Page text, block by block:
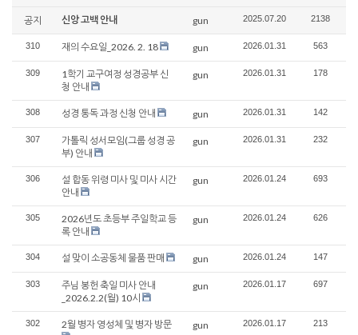
공지 신앙 고백 안내 gun 2025.07.20 2138
310 재의 수요일_2026. 2. 18 gun 2026.01.31 563
309
1학기 교구여정 성경공부 신
청 안내
gun 2026.01.31 178
308 성경 통독 과정 신청 안내 gun 2026.01.31 142
307
가톨릭 성서모임(그룹 성경 공
부) 안내
gun 2026.01.31 232
306
설 합동 위령 미사 및 미사 시간
안내
gun 2026.01.24 693
305
2026년도 초등부 주일학교 등
록 안내
gun 2026.01.24 626
304 설 맞이 소공동체 물품 판매 gun 2026.01.24 147
303
주님 봉헌 축일 미사 안내
_2026.2.2(월) 10시
gun 2026.01.17 697
302 2월 병자 영성체 및 병자 방문 gun 2026.01.17 213